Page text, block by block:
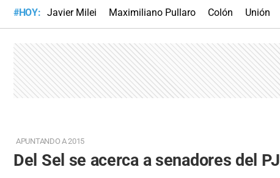
#HOY: Javier Milei Maximiliano Pullaro Colón Unión
APUNTANDO A 2015
Del Sel se acerca a senadores del PJ